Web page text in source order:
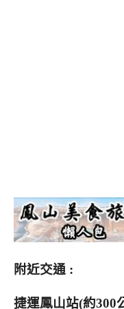
附近交通 :
捷運鳳山站(約300